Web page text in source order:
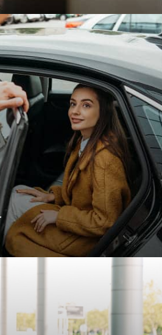
particuliers
sortie en ville, une visite chez des
personnel, je vous accompagne
fiabilité et confort. Profitez d’un
besoins, alliant ponctualité et
disponibilité.